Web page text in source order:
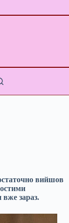
вийшов
вже зараз.